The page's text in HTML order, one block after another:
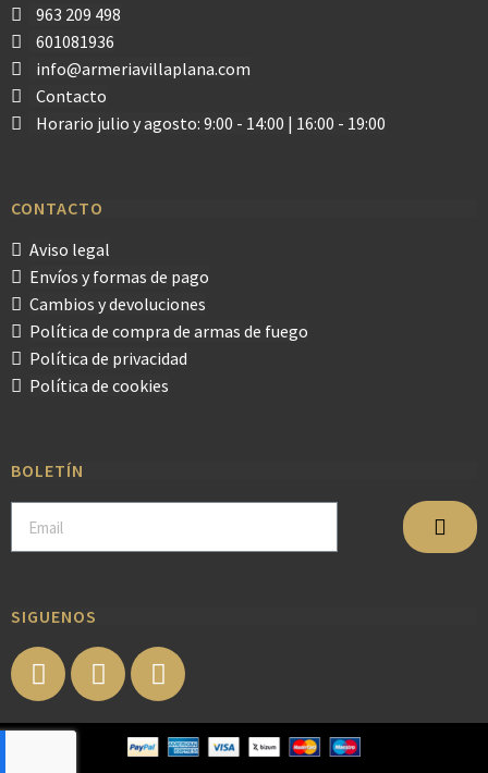
963 209 498
601081936
info@armeriavillaplana.com
Contacto
Horario julio y agosto: 9:00 - 14:00 | 16:00 - 19:00
CONTACTO
Aviso legal
Envíos y formas de pago
Cambios y devoluciones
Política de compra de armas de fuego
Política de privacidad
Política de cookies
BOLETÍN
SIGUENOS